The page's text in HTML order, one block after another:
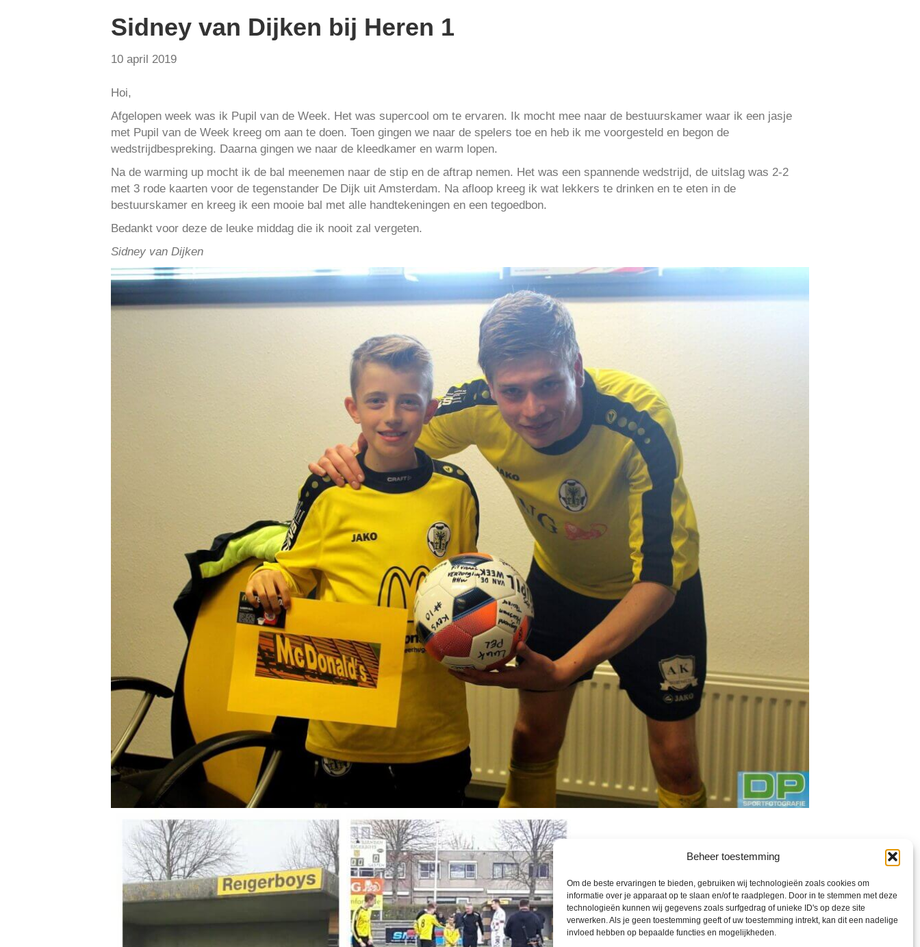
Beheer toestemming
Om de beste ervaringen te bieden, gebruiken wij technologieën zoals cookies om
informatie over je apparaat op te slaan en/of te raadplegen. Door in te stemmen met deze
technologieën kunnen wij gegevens zoals surfgedrag of unieke ID's op deze site
verwerken. Als je geen toestemming geeft of uw toestemming intrekt, kan dit een nadelige
invloed hebben op bepaalde functies en mogelijkheden.
Sidney van Dijken bij Heren 1
10 april 2019
Hoi,
Afgelopen week was ik Pupil van de Week. Het was supercool om te ervaren. Ik mocht mee naar de bestuurskamer waar ik een jasje
met Pupil van de Week kreeg om aan te doen. Toen gingen we naar de spelers toe en heb ik me voorgesteld en begon de
wedstrijdbespreking. Daarna gingen we naar de kleedkamer en warm lopen.
Na de warming up mocht ik de bal meenemen naar de stip en de aftrap nemen. Het was een spannende wedstrijd, de uitslag was 2-2
met 3 rode kaarten voor de tegenstander De Dijk uit Amsterdam. Na afloop kreeg ik wat lekkers te drinken en te eten in de
bestuurskamer en kreeg ik een mooie bal met alle handtekeningen en een tegoedbon.
Bedankt voor deze de leuke middag die ik nooit zal vergeten.
Sidney van Dijken